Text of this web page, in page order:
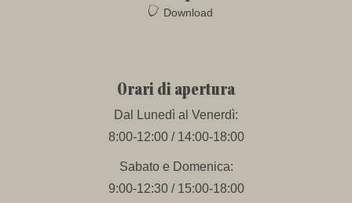
Download
Orari di apertura
Dal Lunedì al Venerdì:
8:00-12:00 / 14:00-18:00
Sabato e Domenica:
9:00-12:30 / 15:00-18:00